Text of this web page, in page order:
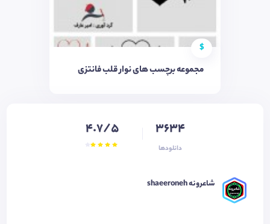
$
مجموعه برچسب های نوار قلب فانتزی
3634
دانلودها
4.7/5
شاعرونه shaeeroneh